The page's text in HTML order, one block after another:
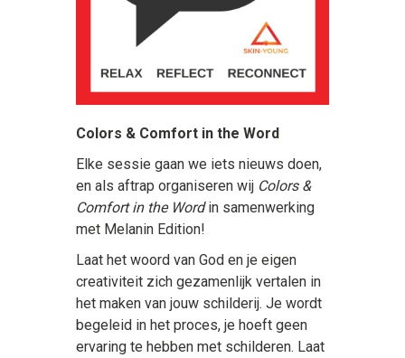
Colors & Comfort in the Word
Elke sessie gaan we iets nieuws doen,
en als aftrap organiseren wij Colors &
Comfort in the Wordin samenwerking
met Melanin Edition!
Laat het woord van God en je eigen
creativiteit zich gezamenlijk vertalen in
het maken van jouw schilderij. Je wordt
begeleid in het proces, je hoeft geen
ervaring te hebben met schilderen. Laat